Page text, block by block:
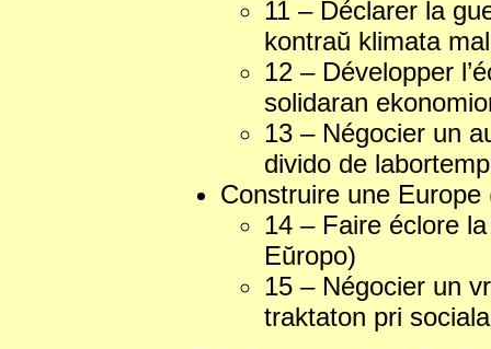
11 – Déclarer la
kontraŭ klimata
12 – Développer
solidaran
13 – Négocier un
divido de
Construire une
14 – Faire éclore
Eŭropo)
15 – Négocier un
traktaton pri